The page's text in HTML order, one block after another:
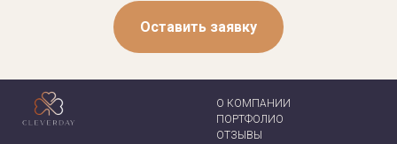
Оставить заявку
О КОМПАНИИ
ПОРТФОЛИО
ОТЗЫВЫ